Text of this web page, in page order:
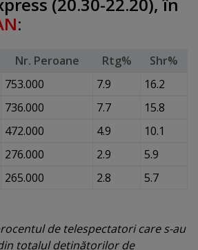
:
Nr. Peroane Rtg%
Shr%
753.000 7.9
16.2
736.000 7.7
15.8
472.000 4.9
10.1
276.000 2.9
5.9
265.000 2.8 5.7
de telespectatori care s-au
totalul deţinătorilor de